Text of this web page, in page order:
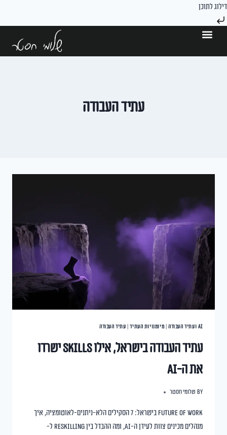
דילוג לתוכן
עתיד העבודה
AI ועתיד העבודה |מיומנויות העתיד| עתיד העבודה
עתיד העבודה בישראל, אילו skills ישרדו
את ה-AI
By שלומי חסטר
Future of Work בישראל: 7 הסקילים הלא-ניתנים-לאוטומציה, איך
מנהלים מכינים צוות לעידן ה-AI, ומה ההבדל בין Reskilling ל-